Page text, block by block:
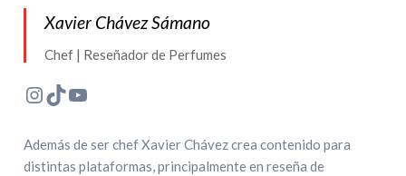
Xavier Chávez Sámano
Chef | Reseñador de Perfumes
Instagram TikTok YouTube
Además de ser chef Xavier Chávez crea contenido para
distintas plataformas, principalmente en reseña de